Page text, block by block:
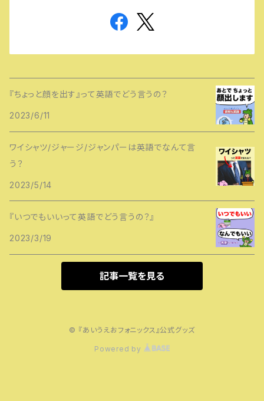
『ちょっと顔を出す』って英語でどう言うの？
2023/6/11
ワイシャツ/ジャージ/ジャンパーは英語でなんて言
う？
2023/5/14
『いつでもいいって英語でどう言うの？』
2023/3/19
記事一覧を見る
© 『あいうえおフォニックス』公式グッズ
Powered by